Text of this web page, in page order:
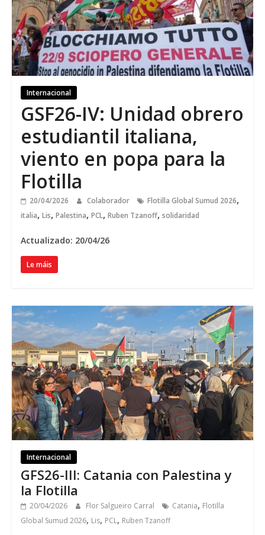
Internacional
GSF26-IV: Unidad obrero
estudiantil italiana,
viento en popa para la
Flotilla
20/04/2026 Colaborador Flotilla Global Sumud 2026,
italia, Lis, Palestina, PCL, Ruben Tzanoff, solidaridad
Actualizado: 20/04/26
Le máis
Internacional
GFS26-III: Catania con Palestina y
la Flotilla
20/04/2026 Flor Salgueiro Carral Catania, Flotilla
Global Sumud 2026, Lis, PCL, Ruben Tzanoff